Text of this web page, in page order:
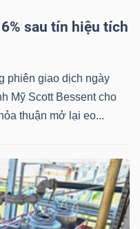
sau tín hiệu tích
phiên giao dịch ngày
Mỹ Scott Bessent cho
thuận mở lại eo...